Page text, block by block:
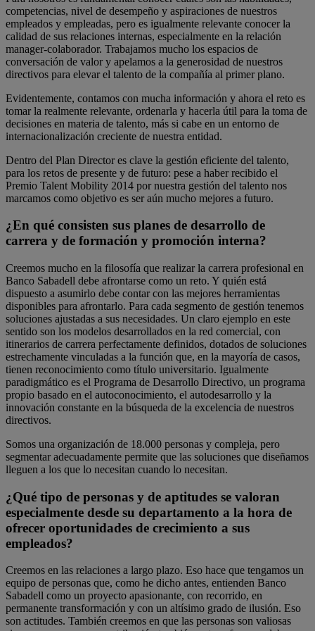
competencias, nivel de desempeño y aspiraciones de nuestros
empleados y empleadas, pero es igualmente relevante conocer la
calidad de sus relaciones internas, especialmente en la relación
manager-colaborador. Trabajamos mucho los espacios de
conversación de valor y apelamos a la generosidad de nuestros
directivos para elevar el talento de la compañía al primer plano.
Evidentemente, contamos con mucha información y ahora el reto es
tomar la realmente relevante, ordenarla y hacerla útil para la toma de
decisiones en materia de talento, más si cabe en un entorno de
internacionalización creciente de nuestra entidad.
Dentro del Plan Director es clave la gestión eficiente del talento,
para los retos de presente y de futuro: pese a haber recibido el
Premio Talent Mobility 2014 por nuestra gestión del talento nos
marcamos como objetivo es ser aún mucho mejores a futuro.
¿En qué consisten sus planes de desarrollo de
carrera y de formación y promoción interna?
Creemos mucho en la filosofía que realizar la carrera profesional en
Banco Sabadell debe afrontarse como un reto. Y quién está
dispuesto a asumirlo debe contar con las mejores herramientas
disponibles para afrontarlo. Para cada segmento de gestión tenemos
soluciones ajustadas a sus necesidades. Un claro ejemplo en este
sentido son los modelos desarrollados en la red comercial, con
itinerarios de carrera perfectamente definidos, dotados de soluciones
estrechamente vinculadas a la función que, en la mayoría de casos,
tienen reconocimiento como título universitario. Igualmente
paradigmático es el Programa de Desarrollo Directivo, un programa
propio basado en el autoconocimiento, el autodesarrollo y la
innovación constante en la búsqueda de la excelencia de nuestros
directivos.
Somos una organización de 18.000 personas y compleja, pero
segmentar adecuadamente permite que las soluciones que diseñamos
lleguen a los que lo necesitan cuando lo necesitan.
¿Qué tipo de personas y de aptitudes se valoran
especialmente desde su departamento a la hora de
ofrecer oportunidades de crecimiento a sus
empleados?
Creemos en las relaciones a largo plazo. Eso hace que tengamos un
equipo de personas que, como he dicho antes, entienden Banco
Sabadell como un proyecto apasionante, con recorrido, en
permanente transformación y con un altísimo grado de ilusión. Eso
son actitudes. También creemos en que las personas son valiosas